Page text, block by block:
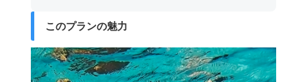
渡しいたします。
更衣室・お手洗い・シャワー設備はございませ
ん。
シュノーケリング後に塩を流せる真水をご用意
このプランの魅力